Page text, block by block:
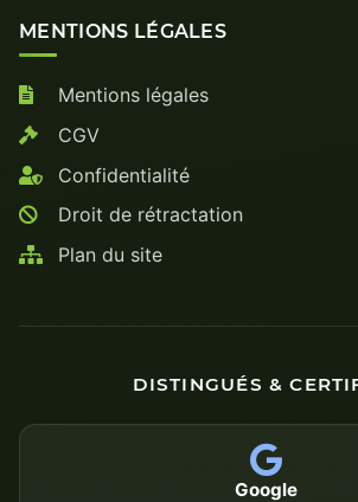
MENTIONS LÉGALES
Mentions légales
CGV
Confidentialité
Droit de rétractation
Plan du site
DISTINGUÉS &
Google